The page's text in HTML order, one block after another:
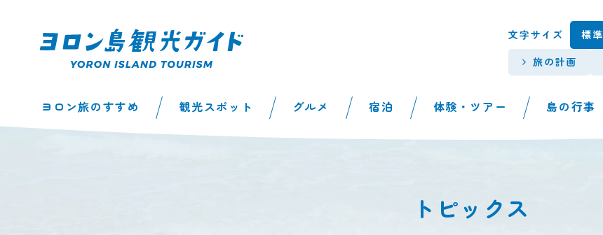
ド | 鹿児島県最南
文字サイズ 標準
旅の計画
ヨロン旅のすすめ 観光スポット グルメ 宿泊 体験・ツアー 島の行事
トピックス